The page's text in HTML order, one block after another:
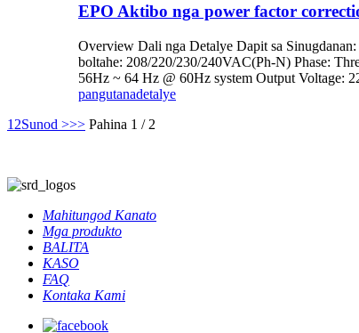
EPO Aktibo nga power factor
Overview Dali nga Detalye Dapit sa
boltahe: 208/220/230/240VAC(Ph-N) Phase:
56Hz ~ 64 Hz @ 60Hz system Output Voltage:
pangutanadetalye
1 2Sunod >>> Pahina 1 / 2
Mahitungod Kanato
Mga produkto
BALITA
KASO
FAQ
Kontaka Kami